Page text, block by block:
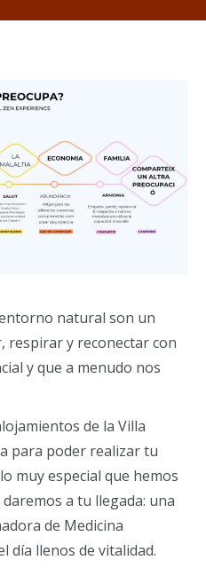
natural son un
respirar y reconectar con
y que a menudo nos
de la Villa
para poder realizar tu
muy especial que hemos
a tu llegada: una
de Medicina
día llenos de vitalidad.